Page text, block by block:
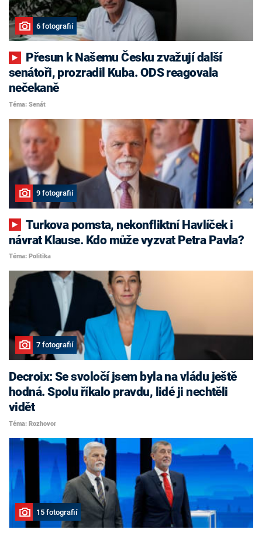
6 fotografií
senátoři, prozradil Kuba. ODS reagovala
nečekaně
Téma: Senát
9 fotografií
Turkova pomsta, nekonfliktní Havlíček i
návrat Klause. Kdo může vyzvat Petra Pavla?
Téma: Politika
7 fotografií
Decroix: Se svoločí jsem byla na vládu ještě
hodná. Spolu říkalo pravdu, lidé ji nechtěli
vidět
Téma: Rozhovor
15 fotografií